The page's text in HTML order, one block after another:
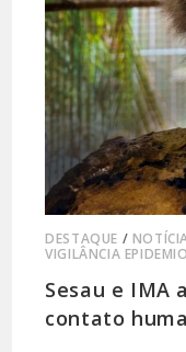
DESTAQUE /
VIGILÂNCIA
Sesau e IMA
contato